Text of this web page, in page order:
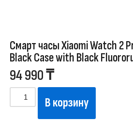
Смарт часы Xiaomi Watch 2
Black Case with Black
94 990₸
В корзину